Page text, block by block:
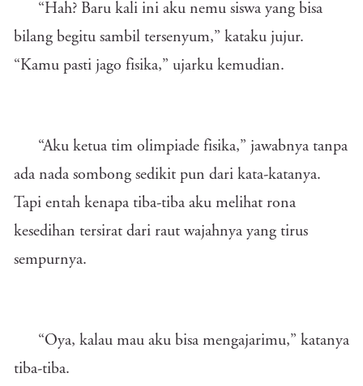
“Hah? Baru kali ini aku nemu siswa yang bisa
bilang begitu sambil tersenyum,” kataku jujur.
“Kamu pasti jago fisika,” ujarku kemudian.
“Aku ketua tim olimpiade fisika,” jawabnya tanpa
ada nada sombong sedikit pun dari kata-katanya.
Tapi entah kenapa tiba-tiba aku melihat rona
kesedihan tersirat dari raut wajahnya yang tirus
sempurnya.
“Oya, kalau mau aku bisa mengajarimu,” katanya
tiba-tiba.